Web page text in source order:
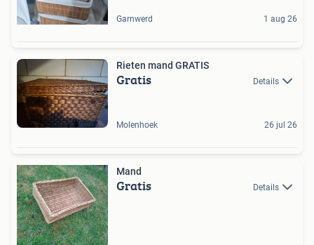
Garnwerd 1 aug 26
Rieten mand GRATIS
Gratis Details
Molenhoek 26 jul 26
Mand
Gratis Details